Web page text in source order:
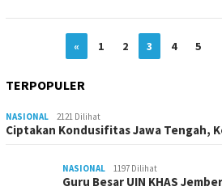
« 1 2 3 4 5
TERPOPULER
NASIONAL 2121 Dilihat
Ciptakan Kondusifitas Jawa Tengah,
NASIONAL 1197 Dilihat
Guru Besar UIN KHAS